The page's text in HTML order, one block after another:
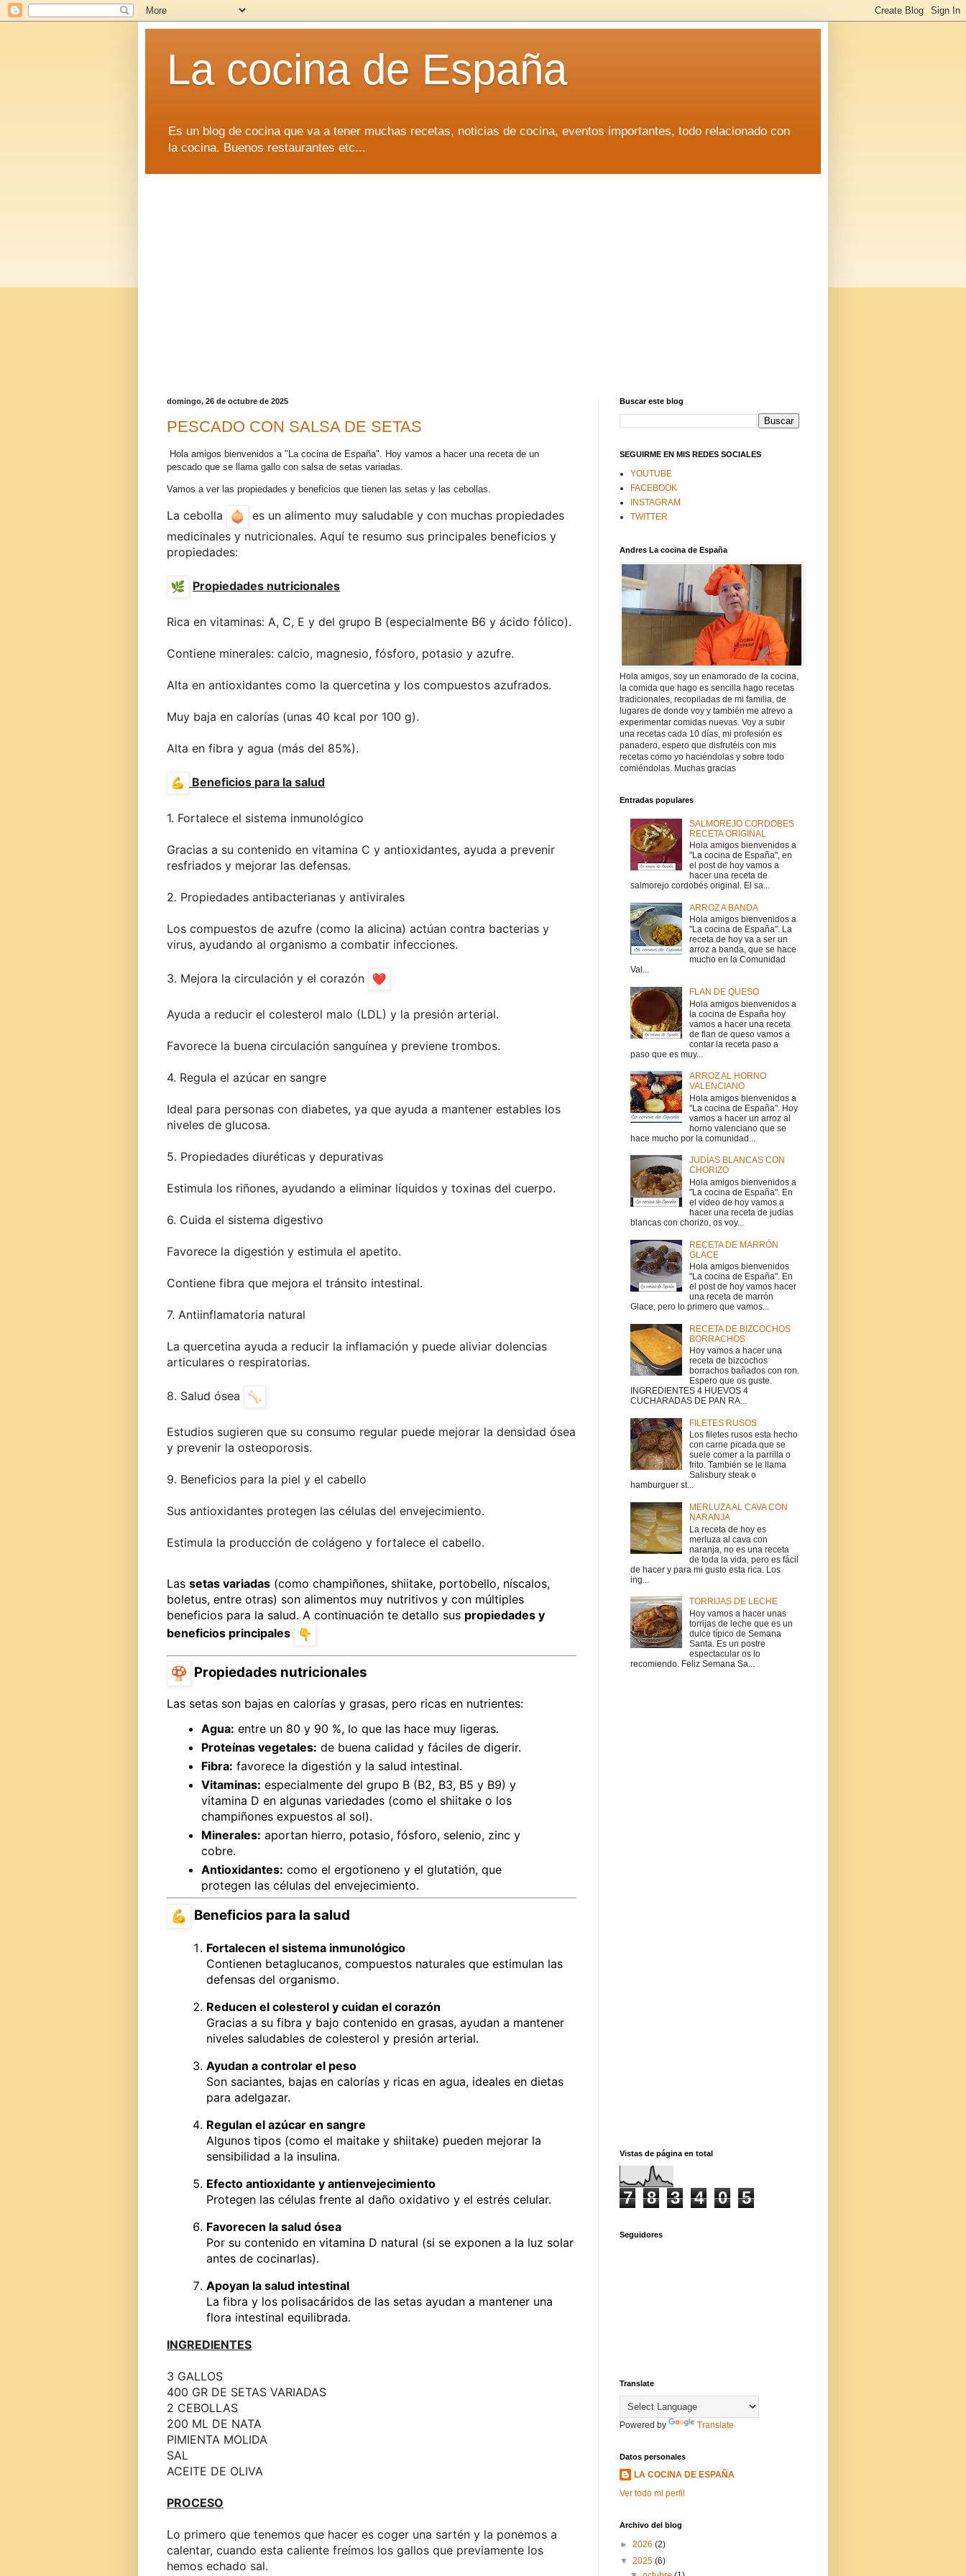
La cocina de España
Es un blog de cocina que va a tener muchas recetas, noticias de cocina, eventos importantes, todo relacionado con
la cocina. Buenos restaurantes etc...
domingo, 26 de octubre de 2025
PESCADO CON SALSA DE SETAS
Hola amigos bienvenidos a "La cocina de España". Hoy vamos a hacer una receta de un
pescado que se llama gallo con salsa de setas variadas.
Vamos a ver las propiedades y beneficios que tienen las setas y las cebollas.
La cebolla
es un alimento muy saludable y con muchas propiedades
medicinales y nutricionales. Aquí te resumo sus principales beneficios y
propiedades:
Propiedades nutricionales
Rica en vitaminas: A, C, E y del grupo B (especialmente B6 y ácido fólico).
Contiene minerales: calcio, magnesio, fósforo, potasio y azufre.
Alta en antioxidantes como la quercetina y los compuestos azufrados.
Muy baja en calorías (unas 40 kcal por 100 g).
Alta en fibra y agua (más del 85%).
Beneficios para la salud
1. Fortalece el sistema inmunológico
Gracias a su contenido en vitamina C y antioxidantes, ayuda a prevenir
resfriados y mejorar las defensas.
2. Propiedades antibacterianas y antivirales
Los compuestos de azufre (como la alicina) actúan contra bacterias y
virus, ayudando al organismo a combatir infecciones.
3. Mejora la circulación y el corazón
Ayuda a reducir el colesterol malo (LDL) y la presión arterial.
Favorece la buena circulación sanguínea y previene trombos.
4. Regula el azúcar en sangre
Ideal para personas con diabetes, ya que ayuda a mantener estables los
niveles de glucosa.
5. Propiedades diuréticas y depurativas
Estimula los riñones, ayudando a eliminar líquidos y toxinas del cuerpo.
6. Cuida el sistema digestivo
Favorece la digestión y estimula el apetito.
Contiene fibra que mejora el tránsito intestinal.
7. Antiinflamatoria natural
La quercetina ayuda a reducir la inflamación y puede aliviar dolencias
articulares o respiratorias.
8. Salud ósea
Estudios sugieren que su consumo regular puede mejorar la densidad ósea
y prevenir la osteoporosis.
9. Beneficios para la piel y el cabello
Sus antioxidantes protegen las células del envejecimiento.
Estimula la producción de colágeno y fortalece el cabello.
Las setas variadas (como champiñones, shiitake, portobello, níscalos,
boletus, entre otras) son alimentos muy nutritivos y con múltiples
beneficios para la salud. A continuación te detallo sus propiedades y
beneficios principales
Propiedades nutricionales
Las setas son bajas en calorías y grasas, pero ricas en nutrientes:
Agua: entre un 80 y 90 %, lo que las hace muy ligeras.
Proteínas vegetales: de buena calidad y fáciles de digerir.
Fibra: favorece la digestión y la salud intestinal.
Vitaminas: especialmente del grupo B (B2, B3, B5 y B9) y
vitamina D en algunas variedades (como el shiitake o los
champiñones expuestos al sol).
Minerales: aportan hierro, potasio, fósforo, selenio, zinc y
cobre.
Antioxidantes: como el ergotioneno y el glutatión, que
protegen las células del envejecimiento.
Beneficios para la salud
Fortalecen el sistema inmunológico
Contienen betaglucanos, compuestos naturales que estimulan las
defensas del organismo.
Reducen el colesterol y cuidan el corazón
Gracias a su fibra y bajo contenido en grasas, ayudan a mantener
niveles saludables de colesterol y presión arterial.
Ayudan a controlar el peso
Son saciantes, bajas en calorías y ricas en agua, ideales en dietas
para adelgazar.
Regulan el azúcar en sangre
Algunos tipos (como el maitake y shiitake) pueden mejorar la
sensibilidad a la insulina.
Efecto antioxidante y antienvejecimiento
Protegen las células frente al daño oxidativo y el estrés celular.
Favorecen la salud ósea
Por su contenido en vitamina D natural (si se exponen a la luz solar
antes de cocinarlas).
Apoyan la salud intestinal
La fibra y los polisacáridos de las setas ayudan a mantener una
flora intestinal equilibrada.
INGREDIENTES
3 GALLOS
400 GR DE SETAS VARIADAS
2 CEBOLLAS
200 ML DE NATA
PIMIENTA MOLIDA
SAL
ACEITE DE OLIVA
PROCESO
Lo primero que tenemos que hacer es coger una sartén y la ponemos a
calentar, cuando esta caliente freímos los gallos que previamente los
hemos echado sal.
Buscar este blog
SEGUIRME EN MIS REDES SOCIALES
YOUTUBE
FACEBOOK
INSTAGRAM
TWITTER
Andres La cocina de España
Hola amigos, soy un enamorado de la cocina,
la comida que hago es sencilla hago recetas
tradicionales, recopiladas de mi familia, de
lugares de donde voy y también me atrevo a
experimentar comidas nuevas. Voy a subir
una recetas cada 10 días, mi profesión es
panadero, espero que disfrutéis con mis
recetas como yo haciéndolas y sobre todo
comiéndolas. Muchas gracias
Entradas populares
SALMOREJO CORDOBES
RECETA ORIGINAL
Hola amigos bienvenidos a
"La cocina de España", en
el post de hoy vamos a
hacer una receta de
salmorejo cordobés original. El sa...
ARROZ A BANDA
Hola amigos bienvenidos a
"La cocina de España". La
receta de hoy va a ser un
arroz a banda, que se hace
mucho en la Comunidad
Val...
FLAN DE QUESO
Hola amigos bienvenidos a
la cocina de España hoy
vamos a hacer una receta
de flan de queso vamos a
contar la receta paso a
paso que es muy...
ARROZ AL HORNO
VALENCIANO
Hola amigos bienvenidos a
"La cocina de España". Hoy
vamos a hacer un arroz al
horno valenciano que se
hace mucho por la comunidad...
JUDÍAS BLANCAS CON
CHORIZO
Hola amigos bienvenidos a
"La cocina de España". En
el vídeo de hoy vamos a
hacer una receta de judías
blancas con chorizo, os voy...
RECETA DE MARRÓN
GLACE
Hola amigos bienvenidos
"La cocina de España". En
el post de hoy vamos hacer
una receta de marrón
Glace, pero lo primero que vamos...
RECETA DE BIZCOCHOS
BORRACHOS
Hoy vamos a hacer una
receta de bizcochos
borrachos bañados con ron.
Espero que os guste.
INGREDIENTES 4 HUEVOS 4
CUCHARADAS DE PAN RA...
FILETES RUSOS
Los filetes rusos esta hecho
con carne picada que se
suele comer a la parrilla o
frito. También se le llama
Salisbury steak o
hamburguer st...
MERLUZA AL CAVA CON
NARANJA
La receta de hoy es
merluza al cava con
naranja, no es una receta
de toda la vida, pero es fácil
de hacer y para mi gusto esta rica. Los
ing...
TORRIJAS DE LECHE
Hoy vamos a hacer unas
torrijas de leche que es un
dulce típico de Semana
Santa. Es un postre
espectacular os lo
recomiendo. Feliz Semana Sa...
Vistas de página en total
7 8 3 4 0 5
Seguidores
Translate
Powered by Translate
Datos personales
LA COCINA DE ESPAÑA
Ver todo mi perfil
Archivo del blog
► 2026 (2)
▼ 2025 (6)